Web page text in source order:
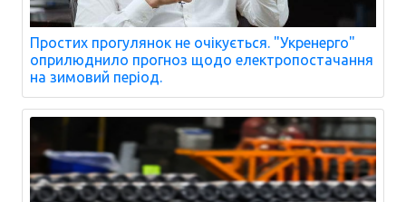
Простих прогулянок не очікується. "Укренерго"
оприлюднило прогноз щодо електропостачання
на зимовий період.